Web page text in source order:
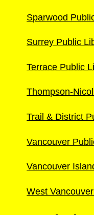
Sparwood
Surrey Public
Terrace Public
Thompson-
Trail & District
Vancouver
Vancouver
West